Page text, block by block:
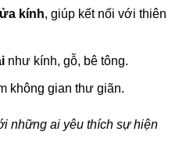
kính, giúp kết nối với thiên
như kính, gỗ, bê tông.
không gian thư giãn.
những ai yêu thích sự hiện